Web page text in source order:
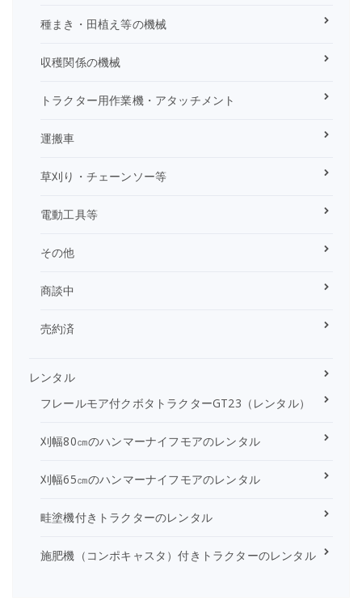
種まき・田植え等の機械
収穫関係の機械
トラクター用作業機・アタッチメント
運搬車
草刈り・チェーンソー等
電動工具等
その他
商談中
売約済
レンタル
フレールモア付クボタトラクターGT23（レンタル）
刈幅80㎝のハンマーナイフモアのレンタル
刈幅65㎝のハンマーナイフモアのレンタル
畦塗機付きトラクターのレンタル
施肥機（コンポキャスタ）付きトラクターのレンタル